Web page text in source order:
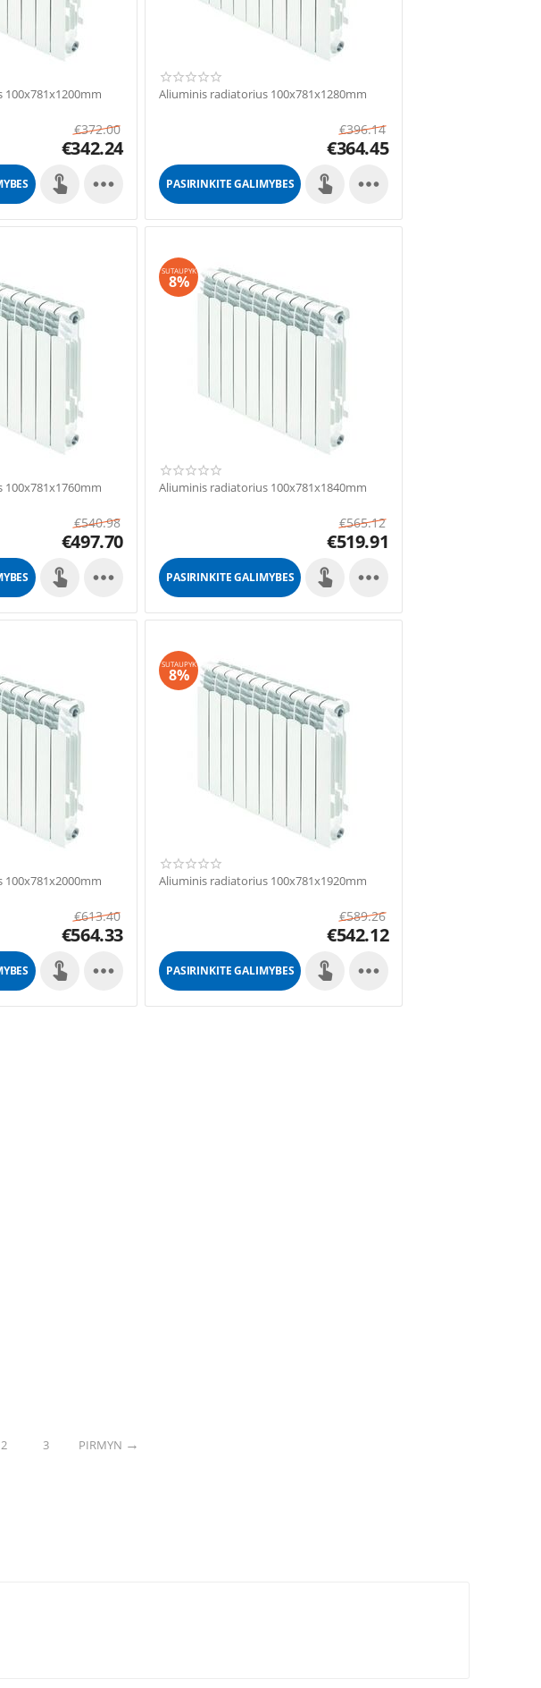
€372.00
€342.24

Aliuminis radiatorius 100x781x1280mm
€396.14
€364.45
PASIRINKITE GALIMYBES 
€540.98
€497.70

SUTAUPYK
8%
Aliuminis radiatorius 100x781x1840mm
€565.12
€519.91
PASIRINKITE GALIMYBES 
€613.40
€564.33

SUTAUPYK
8%
Aliuminis radiatorius 100x781x1920mm
€589.26
€542.12
PASIRINKITE GALIMYBES 
2 3 PIRMYN